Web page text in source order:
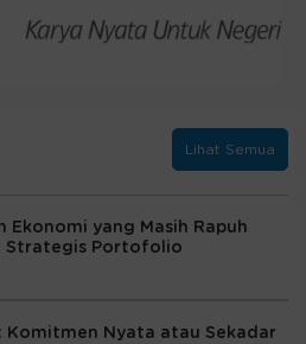
Lihat Semua
Ekonomi yang Masih Rapuh
Strategis Portofolio
Komitmen Nyata atau Sekadar